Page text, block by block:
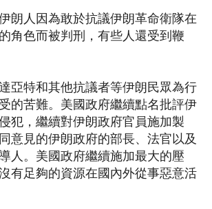
朗人因為敢於抗議伊朗革命衛隊在
角色而被判刑，有些人還受到鞭
亞特和其他抗議者等伊朗民眾為行
的苦難。美國政府繼續點名批評伊
犯，繼續對伊朗政府官員施加製
意見的伊朗政府的部長、法官以及
人。美國政府繼續施加最大的壓
有足夠的資源在國內外從事惡意活